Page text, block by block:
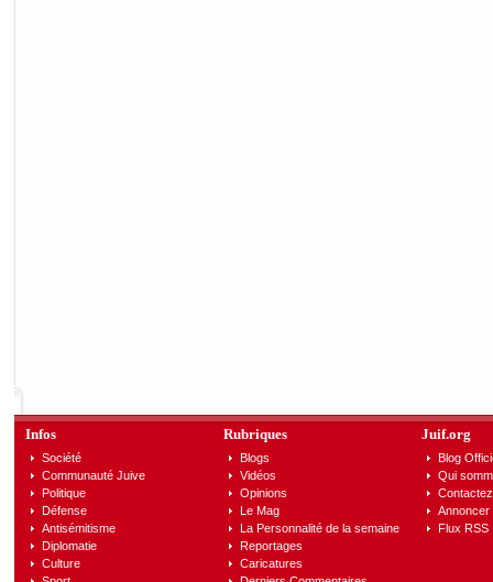
Infos
Société
Communauté Juive
Politique
Défense
Antisémitisme
Diplomatie
Culture
Rubriques
Blogs
Vidéos
Opinions
Le Mag
La Personnalité de la semaine
Reportages
Caricatures
Juif.org
Blog
Qui
Annoncer
Flux RSS